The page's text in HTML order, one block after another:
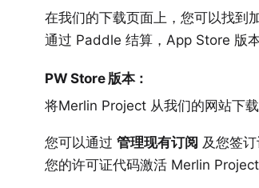
在我们的下载页面上，您可以找到
通过 Paddle 结算，App Store 版
PW Store 版本：
将Merlin Project 从我们的网站下
您可以通过 管理现有订阅 及您签
您的许可证代码激活 Merlin Project